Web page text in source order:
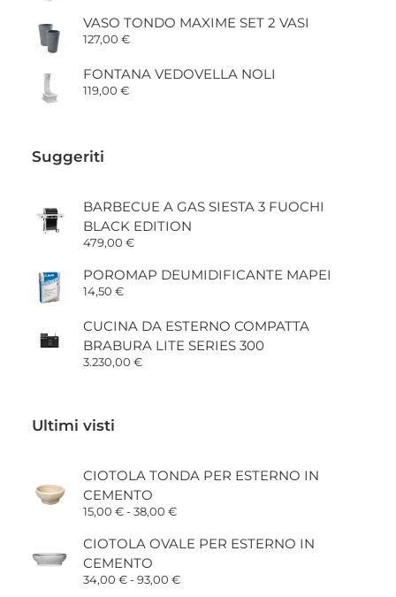
VASO TONDO MAXIME SET 2 VASI
127,00 €
FONTANA VEDOVELLA NOLI
119,00 €
Suggeriti
BARBECUE A GAS SIESTA 3 FUOCHI
BLACK EDITION
479,00 €
POROMAP DEUMIDIFICANTE MAPEI
14,50 €
CUCINA DA ESTERNO COMPATTA
BRABURA LITE SERIES 300
3.230,00 €
Ultimi visti
CIOTOLA TONDA PER ESTERNO IN
CEMENTO
15,00 €-38,00 €Fascia
prezzo:
da
a
CIOTOLA OVALE PER ESTERNO IN
CEMENTO
34,00 €-93,00 €Fascia